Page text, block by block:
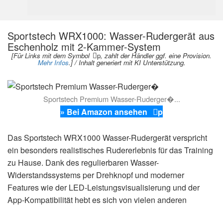
Sportstech WRX1000: Wasser-Rudergerät aus
Eschenholz mit 2-Kammer-System
[Für Links mit dem Symbol p, zahlt der Händler ggf. eine Provision.
Mehr Infos.] / Inhalt generiert mit KI Unterstützung.
Sportstech Premium Wasser-Ruderger�...
» Bei Amazon ansehen p
Das Sportstech WRX1000 Wasser-Rudergerät verspricht
ein besonders realistisches Rudererlebnis für das Training
zu Hause. Dank des regulierbaren Wasser-
Widerstandssystems per Drehknopf und moderner
Features wie der LED-Leistungsvisualisierung und der
App-Kompatibilität hebt es sich von vielen anderen